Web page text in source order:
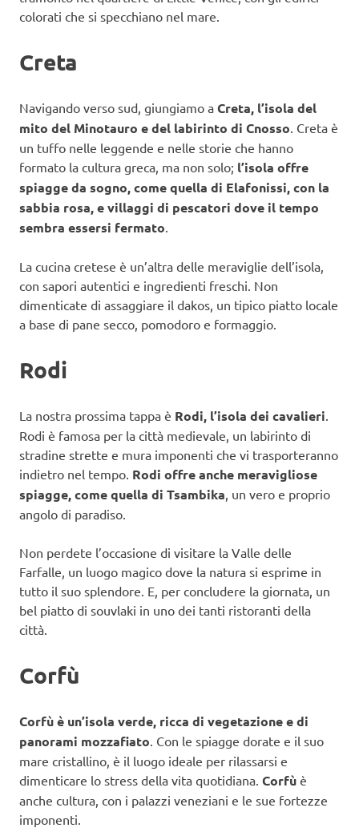
colorati che si specchiano nel mare.
Creta
Navigando verso sud, giungiamo a Creta, l’isola del
mito del Minotauro e del labirinto di Cnosso . Creta è
un tuffo nelle leggende e nelle storie che hanno
formato la cultura greca, ma non solo; l’isola offre
spiagge da sogno, come quella di Elafonissi, con la
sabbia rosa, e villaggi di pescatori dove il tempo
sembra essersi fermato
La cucina cretese è un’altra delle meraviglie dell’isola,
con sapori autentici e ingredienti freschi. Non
dimenticate di assaggiare il dakos, un tipico piatto locale
a base di pane secco, pomodoro e formaggio.
Rodi
La nostra prossima tappa è Rodi, l’isola dei cavalieri
Rodi è famosa per la città medievale, un labirinto di
stradine strette e mura imponenti che vi trasporteranno
indietro nel tempo. Rodi offre anche meravigliose
spiagge, come quella di Tsambika , un vero e proprio
angolo di paradiso.
Non perdete l’occasione di visitare la Valle delle
Farfalle, un luogo magico dove la natura si esprime in
tutto il suo splendore. E, per concludere la giornata, un
bel piatto di souvlaki in uno dei tanti ristoranti della
città.
Corfù
Corfù è un’isola verde, ricca di vegetazione e di
panorami mozzafiato . Con le spiagge dorate e il suo
mare cristallino, è il luogo ideale per rilassarsi e
dimenticare lo stress della vita quotidiana. Corfù è
anche cultura, con i palazzi veneziani e le sue fortezze
imponenti.